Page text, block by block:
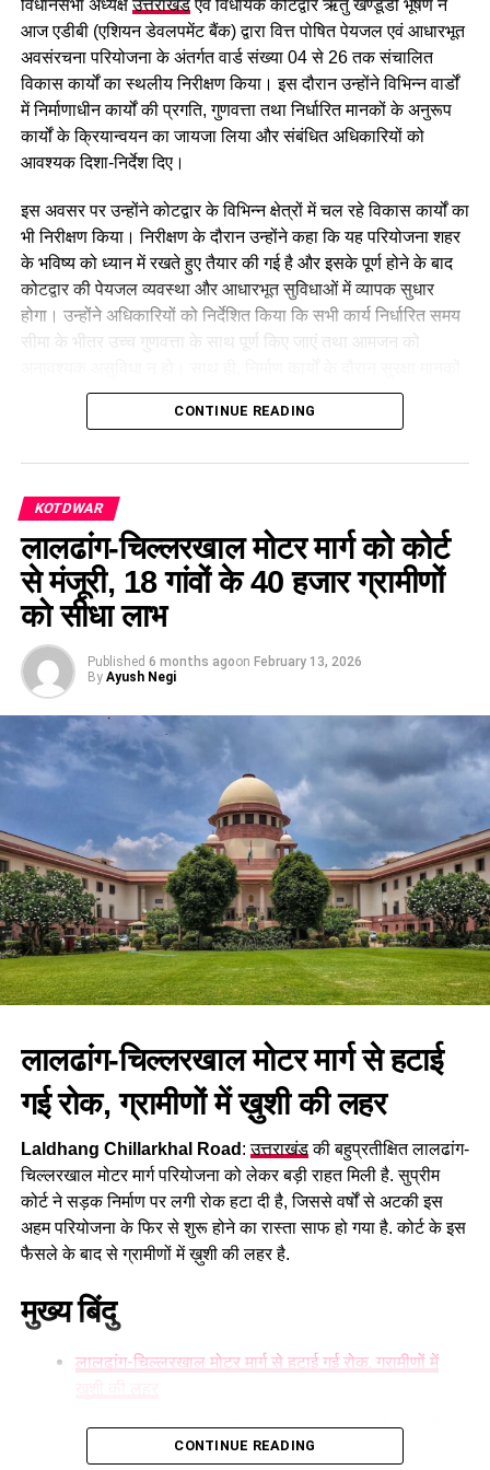
विधानसभा अध्यक्षउत्तराखंडएवं विधायक कोटद्वार ऋतु खण्डूडी भूषण ने
आज एडीबी (एशियन डेवलपमेंट बैंक) द्वारा वित्त पोषित पेयजल एवं आधारभूत
अवसंरचना परियोजना के अंतर्गत वार्ड संख्या 04 से 26 तक संचालित
विकास कार्यों का स्थलीय निरीक्षण किया। इस दौरान उन्होंने विभिन्न वार्डों
में निर्माणाधीन कार्यों की प्रगति, गुणवत्ता तथा निर्धारित मानकों के अनुरूप
कार्यों के क्रियान्वयन का जायजा लिया और संबंधित अधिकारियों को
आवश्यक दिशा-निर्देश दिए।
इस अवसर पर उन्होंने कोटद्वार के विभिन्न क्षेत्रों में चल रहे विकास कार्यों का
भी निरीक्षण किया। निरीक्षण के दौरान उन्होंने कहा कि यह परियोजना शहर
के भविष्य को ध्यान में रखते हुए तैयार की गई है और इसके पूर्ण होने के बाद
कोटद्वार की पेयजल व्यवस्था और आधारभूत सुविधाओं में व्यापक सुधार
होगा। उन्होंने अधिकारियों को निर्देशित किया कि सभी कार्य निर्धारित समय
सीमा के भीतर उच्च गुणवत्ता के साथ पूर्ण किए जाएं तथा आमजन को
का भी पूर्ण पालन सुनिश्चित किया जाए।
ऋतु खण्डूडी भूषण ने कहा कि एडीबी परियोजना पूर्ण होने के बाद वार्ड संख्या
04 से 26 सहित पूरे नगर क्षेत्र के हजारों नागरिकों को स्वच्छ एवं नियमित
पेयजल आपूर्ति का लाभ मिलेगा। पुरानी एवं जर्जर पाइपलाइन की समस्याओं
से राहत मिलेगी, जल आपूर्ति अधिक सुचारु होगी, पानी की बर्बादी कम होगी
तथा भविष्य की बढ़ती आबादी की आवश्यकताओं को ध्यान में रखते हुए
मजबूत पेयजल व्यवस्था विकसित होगी। उन्होंने कहा कि यह परियोजना
कोटद्वार के समग्र एवं दीर्घकालिक विकास की दिशा में एक महत्वपूर्ण कदम
है।
उन्होंने अधिकारियों से कहा कि कार्यों में गुणवत्ता, पारदर्शिता एवं जवाबदेही
सर्वोच्च प्राथमिकता होनी चाहिए तथा किसी भी प्रकार की लापरवाही या
समयबद्ध तरीके से कार्य पूर्ण कर उन्हें शीघ्र लाभान्वित किया जाए।
इस अवसर पर परियोजना प्रबंधक जतिन सिंह सैनी, सहायक अभियंता
(AE) सुमित कुमार, कनिष्ठ अभियंता (JE) विश्रुत, डीएससी मैनेजर नरेंद्र
सिंह तथा ठेकेदार प्रतिनिधि दीपक व्यास , विधायक प्रतिनिधि महेश नेगी (
मुन्ना फौजी ) , कमल नेगी , दीपक गौड़ आदि उपस्थित रहे।
CONTINUE READING
KOTDWAR
लालढांग-चिल्लरखाल मोटर मार्ग को कोर्ट
से मंजूरी, 18 गांवों के 40 हजार ग्रामीणों
को सीधा लाभ
Published 6 months agoon February 13, 2026
By Ayush Negi
लालढांग-चिल्लरखाल मोटर मार्ग से हटाई
गई रोक, ग्रामीणों में ख़ुशी की लहर
Laldhang Chillarkhal Road :उत्तराखंडकी बहुप्रतीक्षित लालढांग-
चिल्लरखाल मोटर मार्ग परियोजना को लेकर बड़ी राहत मिली है. सुप्रीम
कोर्ट ने सड़क निर्माण पर लगी रोक हटा दी है, जिससे वर्षों से अटकी इस
अहम परियोजना के फिर से शुरू होने का रास्ता साफ हो गया है. कोर्ट के इस
फैसले के बाद से ग्रामीणों में ख़ुशी की लहर है.
मुख्य बिंदु
लालढांग-चिल्लरखाल मोटर मार्ग से हटाई गई रोक, ग्रामीणों में
Laldhang Chillarkhal Road परियोजना को कोर्ट से मंजूरी
लम्बे समय से बाधित था निर्माण कार्य
CONTINUE READING